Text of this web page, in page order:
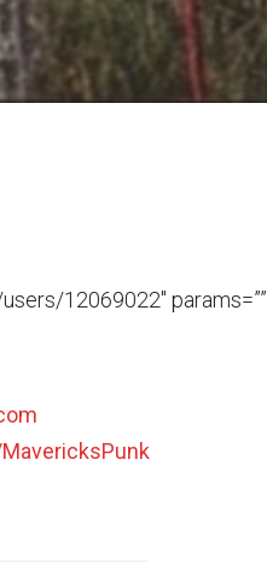
12069022″ params=””